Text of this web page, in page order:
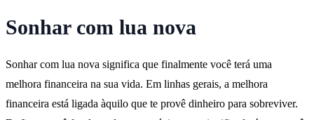
Sonhar com lua nova
Sonhar com lua nova significa que finalmente você terá uma
melhora financeira na sua vida. Em linhas gerais, a melhora
financeira está ligada àquilo que te provê dinheiro para sobreviver.